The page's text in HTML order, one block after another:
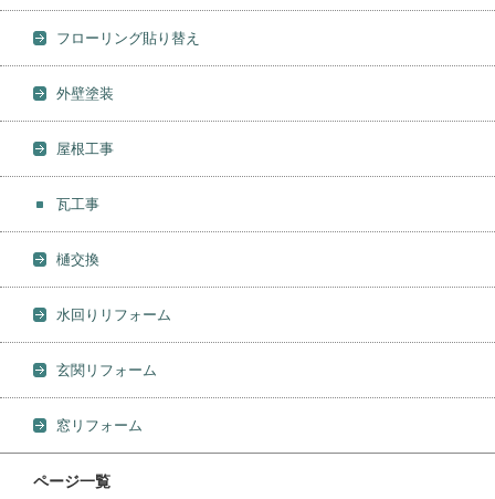
フローリング貼り替え
外壁塗装
屋根工事
瓦工事
樋交換
水回りリフォーム
玄関リフォーム
窓リフォーム
ページ一覧